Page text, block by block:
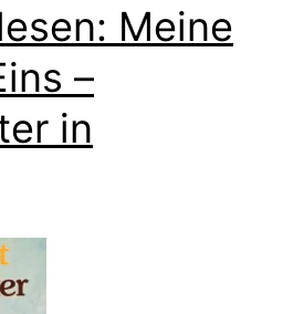
Meine
–
in